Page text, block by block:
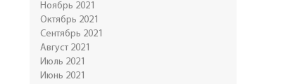
Ноябрь 2021
Октябрь 2021
Сентябрь 2021
Август 2021
Июль 2021
Июнь 2021